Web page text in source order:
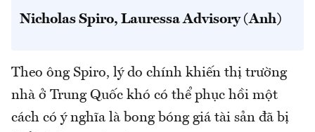
Nicholas Spiro, Lauressa Advisory (Anh)
Theo ông Spiro, lý do chính khiến thị trường
nhà ở Trung Quốc khó có thể phục hồi một
cách có ý nghĩa là bong bóng giá tài sản đã bị